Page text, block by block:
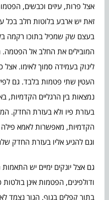
אצל פרות, עיזים וכבשים,
זאת יש ארבע בלוטות חלב בכל
בעצם שק שמכיל בתוכו רקמה
המובילים את החלב אל
לינוק בעמידה סמוך לאימו. אצל
העטין שתי פטמות בלבד. גם
נמצאות בין הרגליים הקדמיות,
בעזרת פיו ולא בעזרת החדק.
הקדמיות, מאפשרות לאמא פילה
וגם להגיע אליו בעזרת החדק
גם אצל יונקים ימיים יש התאמות
ודולפינים, הפטמות אינן
בתוך קפלים בגוף. הגור נצמד